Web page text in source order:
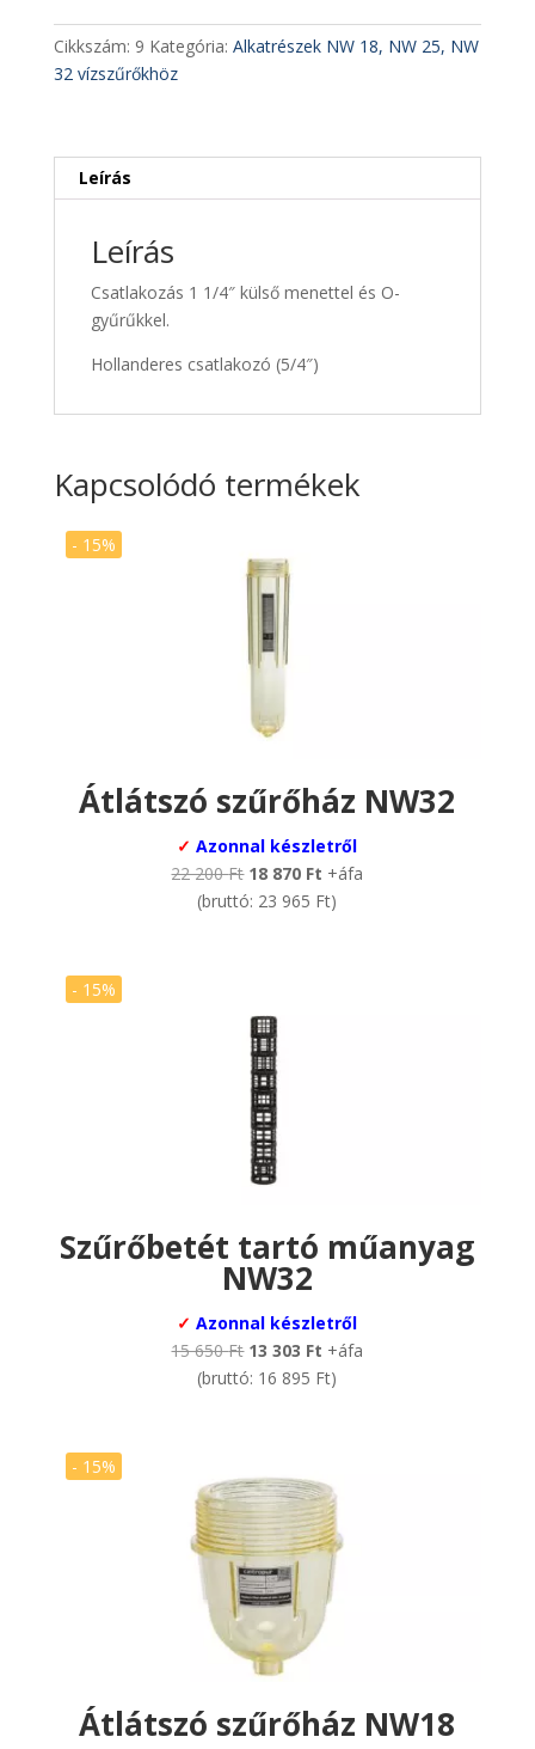
Cikkszám: 9 Kategória: Alkatrészek NW 18, NW 25, NW
32 vízszűrőkhöz
Leírás
Leírás
Csatlakozás 1 1/4″ külső menettel és O-
gyűrűkkel.
Hollanderes csatlakozó (5/4″)
Kapcsolódó termékek
- 15%
Átlátszó szűrőház NW32
✓ Azonnal készletről
22 200Ft Original
price
18 870 Ft Current
price
+áfa
(bruttó: 23 965 Ft)
- 15%
Szűrőbetét tartó műanyag
NW32
✓ Azonnal készletről
15 650Ft Original
price
13 303 Ft Current
price
+áfa
(bruttó: 16 895 Ft)
- 15%
Átlátszó szűrőház NW18